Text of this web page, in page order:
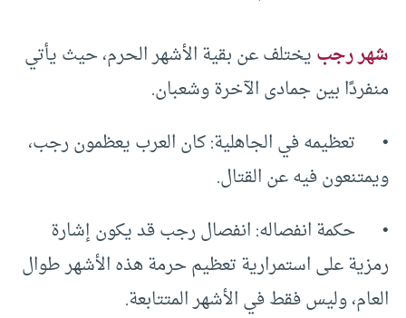
شهر رجبيختلف عن بقية الأشهر الحرم، حيث يأتي
منفردًا بين جمادى الآخرة وشعبان.
• تعظيمه في الجاهلية: كان العرب يعظمون رجب،
ويمتنعون فيه عن القتال.
• حكمة انفصاله: انفصال رجب قد يكون إشارة
رمزية على استمرارية تعظيم حرمة هذه الأشهر طوال
العام، وليس فقط في الأشهر المتتابعة.